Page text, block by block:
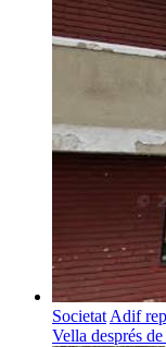
Societat Adif
Vella després